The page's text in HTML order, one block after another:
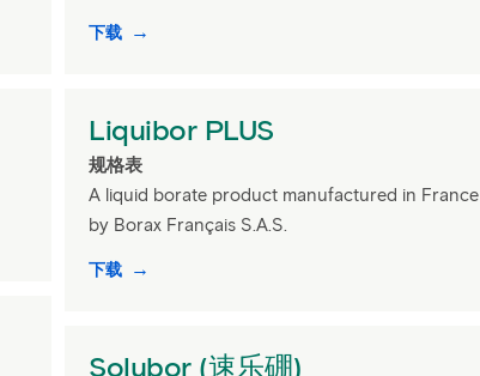
下载
Liquibor PLUS
规格表
A liquid borate product manufactured in France
by Borax Français S.A.S.
下载
Solubor (速乐硼)